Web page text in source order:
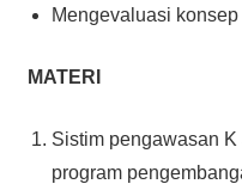
Mengevaluasi
MATERI
Sistim pengawasan
program